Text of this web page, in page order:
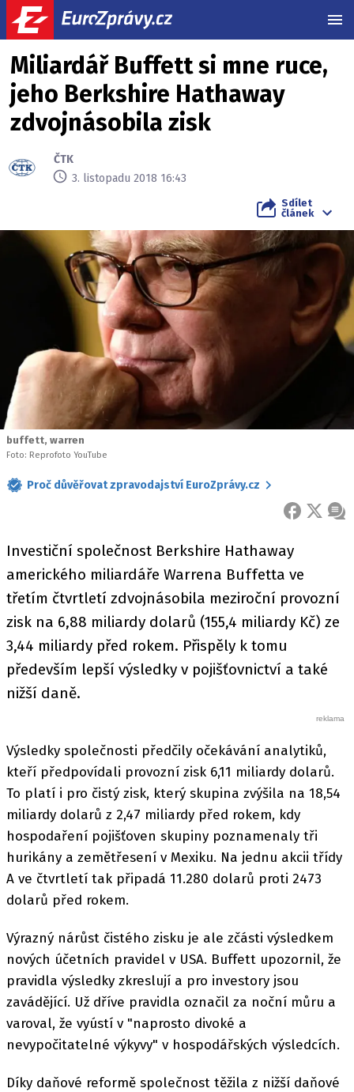
Miliardář Buffett si mne ruce,
jeho Berkshire Hathaway
zdvojnásobila zisk
ČTK
3. listopadu 2018 16:43
Sdílet
článek
buffett, warren
Foto: Reprofoto YouTube
Proč důvěřovat zpravodajství EuroZprávy.cz
FACEBOOK
X
Investiční společnost Berkshire Hathaway
amerického miliardáře Warrena Buffetta ve
třetím čtvrtletí zdvojnásobila meziroční provozní
zisk na 6,88 miliardy dolarů (155,4 miliardy Kč) ze
3,44 miliardy před rokem. Přispěly k tomu
především lepší výsledky v pojišťovnictví a také
nižší daně.
Výsledky společnosti předčily očekávání analytiků,
kteří předpovídali provozní zisk 6,11 miliardy dolarů.
To platí i pro čistý zisk, který skupina zvýšila na 18,54
miliardy dolarů z 2,47 miliardy před rokem, kdy
hospodaření pojišťoven skupiny poznamenaly tři
hurikány a zemětřesení v Mexiku. Na jednu akcii třídy
A ve čtvrtletí tak připadá 11.280 dolarů proti 2473
dolarů před rokem.
Výrazný nárůst čistého zisku je ale zčásti výsledkem
nových účetních pravidel v USA. Buffett upozornil, že
pravidla výsledky zkreslují a pro investory jsou
zavádějící. Už dříve pravidla označil za noční můru a
varoval, že vyústí v "naprosto divoké a
nevypočitatelné výkyvy" v hospodářských výsledcích.
Díky daňové reformě společnost těžila z nižší daňové